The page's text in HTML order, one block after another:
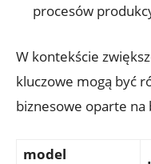
procesów
W kontekście
kluczowe mogą być
biznesowe oparte na
model